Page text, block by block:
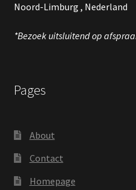
Noord-Limburg , Nederland
*Bezoek uitsluitend op
Pages
About
Contact
Homepage